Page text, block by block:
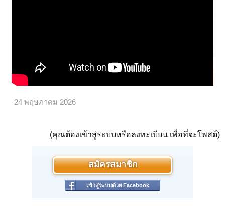
24 พฤษภาคม 2026
(คุณต้องเข้าสู่ระบบหรือลงทะเบียน เพื่อที่จะโพสต์)
สมัครสมาชิก
เข้าสู่ระบบด้วย Facebook